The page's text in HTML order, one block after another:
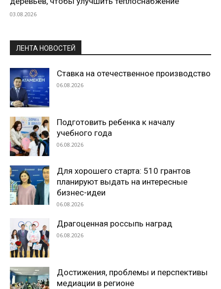
03.08.2026
ЛЕНТА НОВОСТЕЙ
Ставка на отечественное производство
06.08.2026
Подготовить ребенка к началу
учебного года
06.08.2026
Для хорошего старта: 510 грантов
планируют выдать на интересные
бизнес-идеи
06.08.2026
Драгоценная россыпь наград
06.08.2026
Достижения, проблемы и перспективы
медиации в регионе